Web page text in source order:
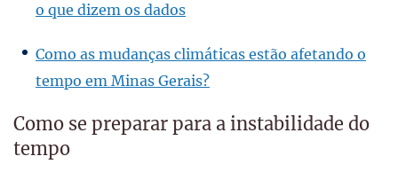
o que dizem os dados
Como as mudanças climáticas estão afetando o
tempo em Minas Gerais?
Como se preparar para a instabilidade do
tempo